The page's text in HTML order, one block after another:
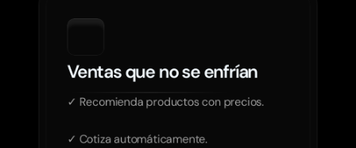
Ventas que no se enfrían
✓ Recomienda productos con precios.
✓ Cotiza automáticamente.